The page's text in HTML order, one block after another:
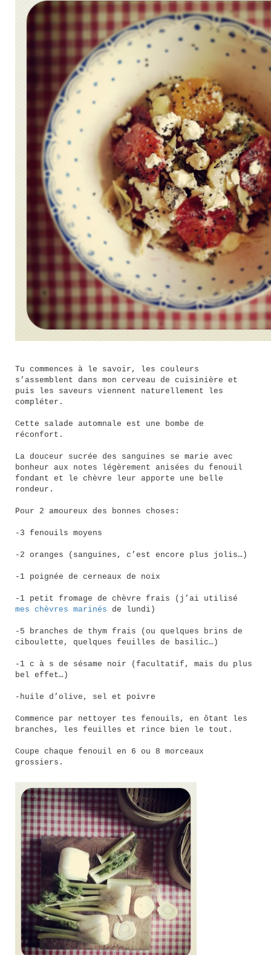
Tu commences à le savoir, les couleurs
s’assemblent dans mon cerveau de cuisinière et
puis les saveurs viennent naturellement les
compléter.
Cette salade automnale est une bombe de
réconfort.
La douceur sucrée des sanguines se marie avec
bonheur aux notes légèrement anisées du fenouil
fondant et le chèvre leur apporte une belle
rondeur.
Pour 2 amoureux des bonnes choses:
-3 fenouils moyens
-2 oranges (sanguines, c’est encore plus jolis…)
-1 poignée de cerneaux de noix
-1 petit fromage de chèvre frais (j’ai utilisé
mes chèvres marinés de lundi)
-5 branches de thym frais (ou quelques brins de
ciboulette, quelques feuilles de basilic…)
-1 c à s de sésame noir (facultatif, mais du plus
bel effet…)
-huile d’olive, sel et poivre
Commence par nettoyer tes fenouils, en ôtant les
branches, les feuilles et rince bien le tout.
Coupe chaque fenouil en 6 ou 8 morceaux
grossiers.